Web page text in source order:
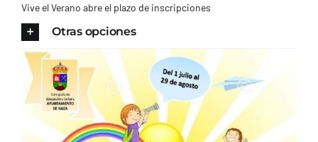
AYUNTAMIENTO
TURISMO
CONTACTO
Vive el Verano abre el plazo de inscripciones
Otras opciones